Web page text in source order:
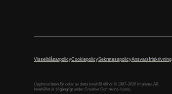
VisselblåsarpolicyCookiepolicySekretesspolicyAnsvarsfriskrivning
Upphovsrätten för delar av detta innehåll tillhör © 1997–2026 Implema AB.
Innehållet är tillgängligt under Creative Commons-licens.